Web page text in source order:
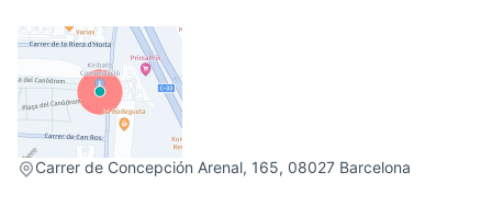
Carrer de Concepción Arenal, 165, 08027 Barcelona
(External link)